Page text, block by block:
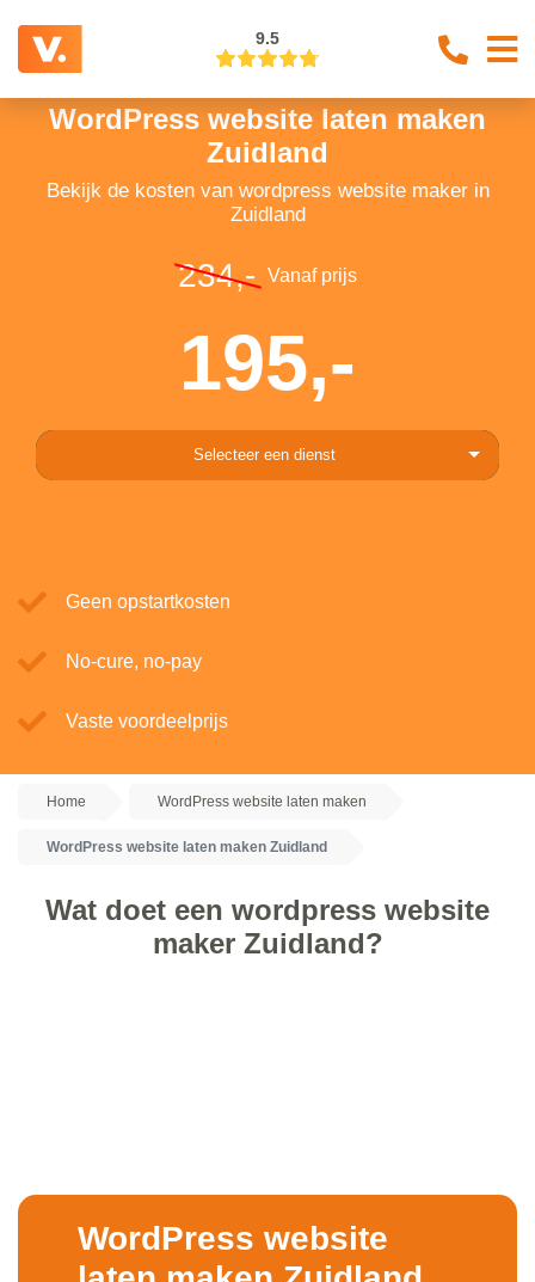
9.5
WordPress website laten maken
Zuidland
Bekijk de kosten van wordpress website maker in
Zuidland
234,- Vanaf prijs
195,-
Selecteer een dienst
Geen opstartkosten
No-cure, no-pay
Vaste voordeelprijs
Home WordPress website laten maken
WordPress website laten maken Zuidland
Wat doet een wordpress website
maker Zuidland?
WordPress website